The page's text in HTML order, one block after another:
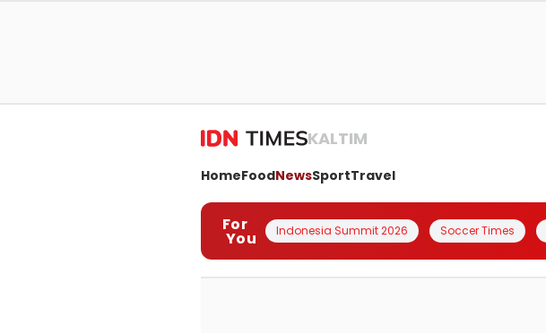
KALTIM
HomeFoodNewsSportTravel
For
You Indonesia Summit 2026 Soccer Times